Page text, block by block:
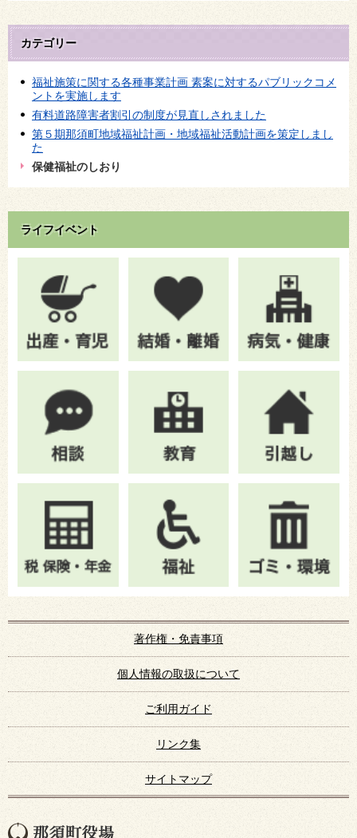
カテゴリー
福祉施策に関する各種事業計画 素案に対するパブリックコメ
ントを実施します
有料道路障害者割引の制度が見直しされました
第５期那須町地域福祉計画・地域福祉活動計画を策定しまし
た
保健福祉のしおり
ライフイベント
著作権・免責事項
個人情報の取扱について
ご利用ガイド
リンク集
サイトマップ